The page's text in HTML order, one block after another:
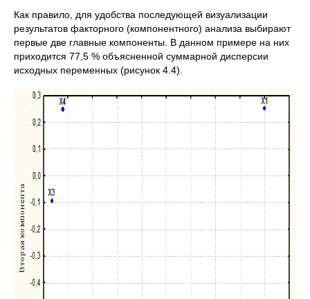
Как правило, для удобства последующей визуализации
результатов факторного (компонентного) анализа выбирают
первые две главные компоненты. В данном примере на них
приходится 77,5 % объясненной суммарной дисперсии
исходных переменных (рисунок 4.4).